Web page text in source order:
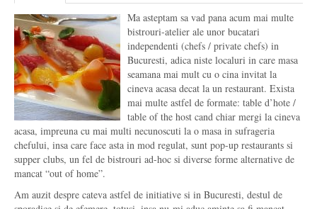
Ma asteptam sa vad pana acum mai multe
bistrouri-atelier ale unor bucatari
independenti (chefs / private chefs) in
Bucuresti, adica niste localuri in care masa
seamana mai mult cu o cina invitat la
cineva acasa decat la un restaurant. Exista
mai multe astfel de formate: table d’hote /
table of the host cand chiar mergi la cineva
acasa, impreuna cu mai multi necunoscuti la o masa in sufrageria
chefului, insa care face asta in mod regulat, sunt pop-up restaurants si
supper clubs, un fel de bistrouri ad-hoc si diverse forme alternative de
mancat “out of home”.
Am auzit despre cateva astfel de initiative si in Bucuresti, destul de